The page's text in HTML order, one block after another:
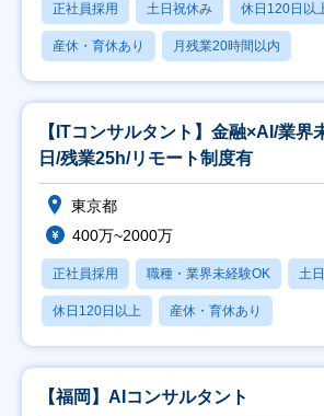
正社員採用 土日祝休み 休日120日以
産休・育休あり 月残業20時間以内
【ITコンサルタント】金融×AI/業界
日/残業25h/リモート制度有
東京都
400万~2000万
正社員採用 職種・業界未経験OK 土
休日120日以上 産休・育休あり
【福岡】AIコンサルタント